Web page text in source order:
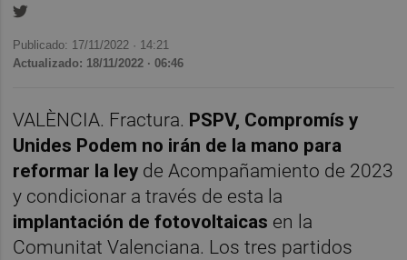
Publicado: 17/11/2022 · 14:21
Actualizado: 18/11/2022 · 06:46
VALÈNCIA. Fractura. PSPV, Compromís y
Unides Podem no irán de la mano para
reformar la ley de Acompañamiento de 2023
y condicionar a través de esta la
implantación de fotovoltaicas en la
Comunitat Valenciana. Los tres partidos